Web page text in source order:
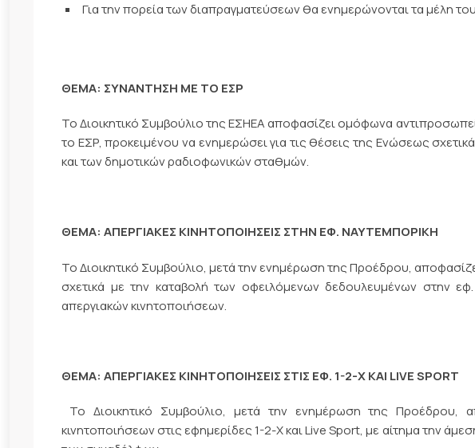
Για την πορεία των διαπραγματεύσεων θα ενημερώνονται τα μέλη
ΘΕΜΑ: ΣΥΝΑΝΤΗΣΗ ΜΕ ΤΟ ΕΣΡ
Το Διοικητικό Συμβούλιο της ΕΣΗΕΑ αποφασίζει ομόφωνα
το ΕΣΡ, προκειμένου να ενημερώσει για τις θέσεις της Ενώσεως
και των δημοτικών ραδιοφωνικών σταθμών.
ΘΕΜΑ: ΑΠΕΡΓΙΑΚΕΣ ΚΙΝΗΤΟΠΟΙΗΣΕΙΣ ΣΤΗΝ ΕΦ. ΝΑΥΤΕΜΠΟΡΙΚΗ
Το Διοικητικό Συμβούλιο, μετά την ενημέρωση της Προέδρου,
σχετικά με την καταβολή των οφειλόμενων δεδουλευμένων στην
απεργιακών κινητοποιήσεων.
ΘΕΜΑ: ΑΠΕΡΓΙΑΚΕΣ ΚΙΝΗΤΟΠΟΙΗΣΕΙΣ ΣΤΙΣ ΕΦ. 1-2-Χ ΚΑΙ LIVESPORT
Το Διοικητικό Συμβούλιο, μετά την ενημέρωση της Προέδρου,
κινητοποιήσεων στις εφημερίδες 1-2-Χ και Live Sport, με αίτημα την